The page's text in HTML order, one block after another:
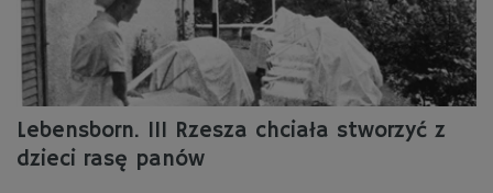
Lebensborn. III Rzesza chciała stworzyć z
dzieci rasę panów